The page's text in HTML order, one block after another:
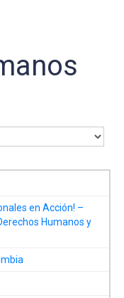
en Acción! –
Humanos y